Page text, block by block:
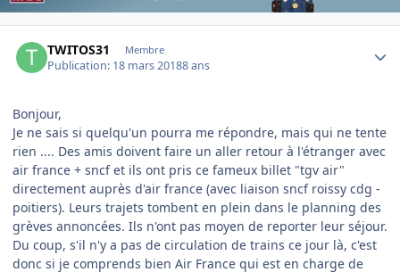
TWITOS31 Membre
Publication: 18 mars 20188 ans
Bonjour,
Je ne sais si quelqu'un pourra me répondre, mais qui ne tente
rien .... Des amis doivent faire un aller retour à l'étranger avec
air france + sncf et ils ont pris ce fameux billet "tgv air"
directement auprès d'air france (avec liaison sncf roissy cdg -
poitiers). Leurs trajets tombent en plein dans le planning des
grèves annoncées. Ils n'ont pas moyen de reporter leur séjour.
Du coup, s'il n'y a pas de circulation de trains ce jour là, c'est
donc si je comprends bien Air France qui est en charge de